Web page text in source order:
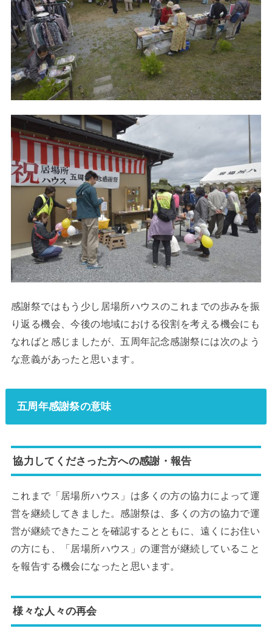
感謝祭ではもう少し居場所ハウスのこれまでの歩みを振
り返る機会、今後の地域における役割を考える機会にも
なればと感じましたが、五周年記念感謝祭には次のよう
な意義があったと思います。
五周年感謝祭の意味
協力してくださった方への感謝・報告
これまで「居場所ハウス」は多くの方の協力によって運
営を継続してきました。感謝祭は、多くの方の協力で運
営が継続できたことを確認するとともに、遠くにお住い
の方にも、「居場所ハウス」の運営が継続していること
を報告する機会になったと思います。
様々な人々の再会